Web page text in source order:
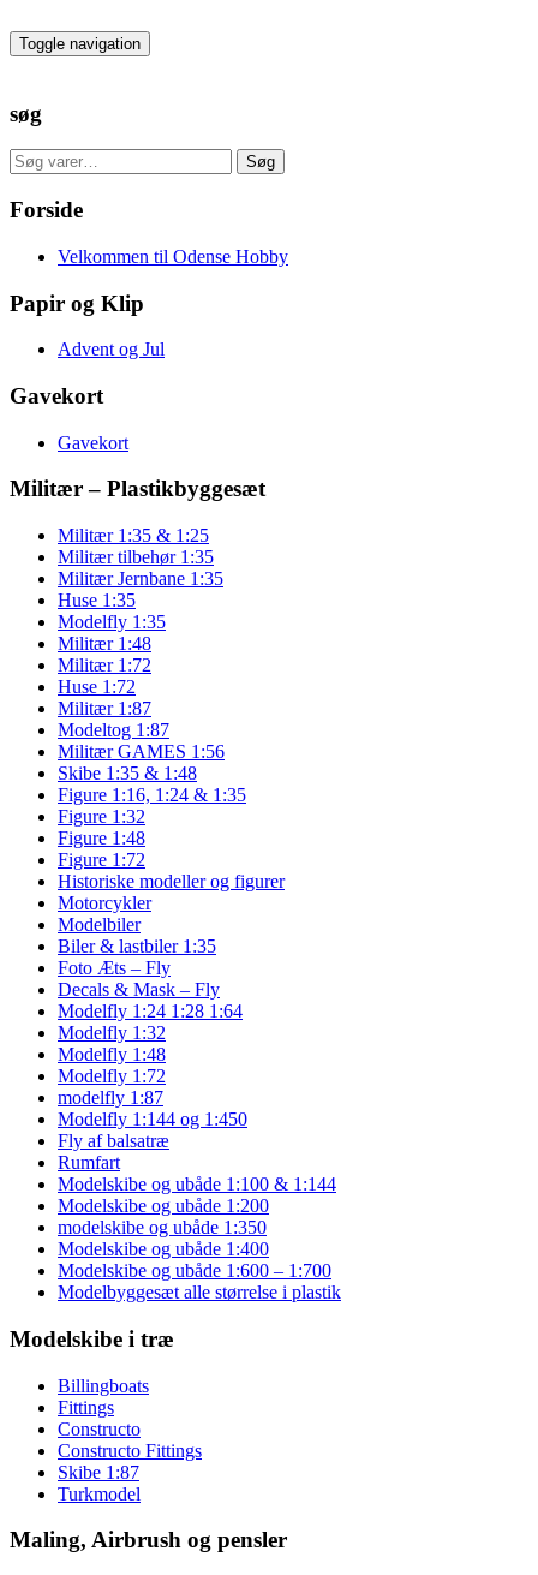
to
the
Toggle navigation
søg
Søg
efter:
Søg
Forside
Velkommen til Odense Hobby
Papir og Klip
Advent og Jul
Gavekort
Gavekort
Militær – Plastikbyggesæt
Militær 1:35 & 1:25
Militær tilbehør 1:35
Militær Jernbane 1:35
Huse 1:35
Modelfly 1:35
Militær 1:48
Militær 1:72
Huse 1:72
Militær 1:87
Modeltog 1:87
Militær GAMES 1:56
Skibe 1:35 & 1:48
Figure 1:16, 1:24 & 1:35
Figure 1:32
Figure 1:48
Figure 1:72
Historiske modeller og figurer
Motorcykler
Modelbiler
Biler & lastbiler 1:35
Foto Æts – Fly
Decals & Mask – Fly
Modelfly 1:24 1:28 1:64
Modelfly 1:32
Modelfly 1:48
Modelfly 1:72
modelfly 1:87
Modelfly 1:144 og 1:450
Fly af balsatræ
Rumfart
Modelskibe og ubåde 1:100 & 1:144
Modelskibe og ubåde 1:200
modelskibe og ubåde 1:350
Modelskibe og ubåde 1:400
Modelskibe og ubåde 1:600 – 1:700
Modelbyggesæt alle størrelse i plastik
Modelskibe i træ
Billingboats
Fittings
Constructo
Constructo Fittings
Skibe 1:87
Turkmodel
Maling, Airbrush og pensler